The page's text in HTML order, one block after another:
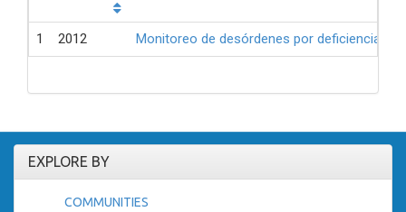
1 2012 Monitoreo de desórdenes por deficiencia
EXPLORE BY
COMMUNITIES